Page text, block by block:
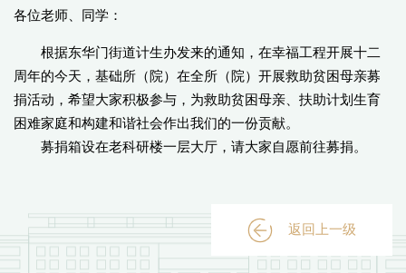
各位老师、同学：
根据东华门街道计生办发来的通知，在幸福工程开展十二
周年的今天，基础所（院）在全所（院）开展救助贫困母亲募
捐活动，希望大家积极参与，为救助贫困母亲、扶助计划生育
困难家庭和构建和谐社会作出我们的一份贡献。
募捐箱设在老科研楼一层大厅，请大家自愿前往募捐。
返回上一级